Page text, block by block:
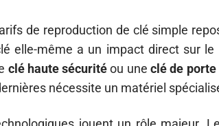
de reproduction de clé simple
elle-même a un impact direct sur le
clé haute sécuritéou uneclé de
nécessite un matériel